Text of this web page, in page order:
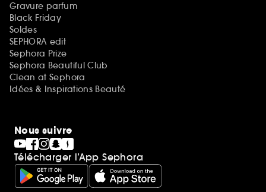
Gravure parfum
Black Friday
Soldes
SEPHORA edit
Sephora Prize
Sephora Beautiful Club
Clean at Sephora
Idées & Inspirations Beauté
Nous suivre
Télécharger l’App Sephora